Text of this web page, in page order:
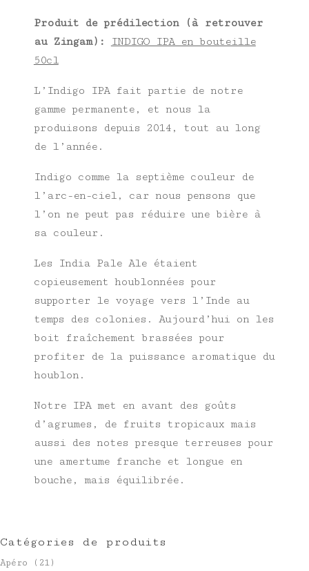
Produit de prédilection (à retrouver
au Zingam):
INDIGO IPA en bouteille
50cl
L’Indigo IPA fait partie de notre
gamme permanente, et nous la
produisons depuis 2014, tout au long
de l’année.
Indigo comme la septième couleur de
l’arc-en-ciel, car nous pensons que
l’on ne peut pas réduire une bière à
sa couleur.
Les India Pale Ale étaient
copieusement houblonnées pour
supporter le voyage vers l’Inde au
temps des colonies. Aujourd’hui on les
boit fraîchement brassées pour
profiter de la puissance aromatique du
houblon.
Notre IPA met en avant des goûts
d’agrumes, de fruits tropicaux mais
aussi des notes presque terreuses pour
une amertume franche et longue en
bouche, mais équilibrée.
Catégories de produits
Apéro (21)